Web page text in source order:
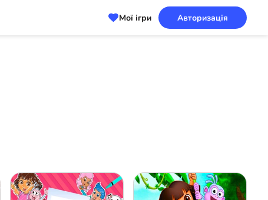
Мої ігри Авторизація